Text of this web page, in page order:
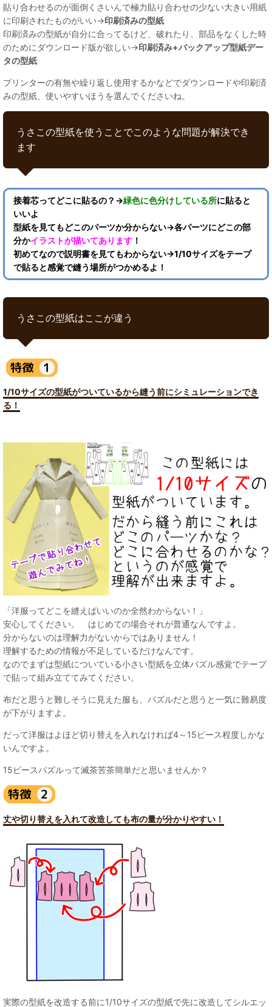
貼り合わせるのが面倒くさいんで極力貼り合わせの少ない大きい用紙
に印刷されたものがいい→印刷済みの型紙
印刷済みの型紙が自分に合ってるけど、破れたり、部品をなくした時
のためにダウンロード版が欲しい→印刷済み+バックアップ型紙デー
タの型紙
プリンターの有無や繰り返し使用するかなどでダウンロードや印刷済
みの型紙、使いやすいほうを選んでくださいね。
うさこの型紙を使うことでこのような問題が解決でき
ます
接着芯ってどこに貼るの？→緑色に色分けしている所に貼ると
いいよ
型紙を見てもどこのパーツか分からない→各パーツにどこの部
分かイラストが描いてあります ！
初めてなので説明書を見てもわからない→1/10サイズをテープ
で貼ると感覚で縫う場所がつかめるよ！
うさこの型紙はここが違う
1/10サイズの型紙がついているから縫う前にシミュレーションでき
る！
「洋服ってどこを縫えばいいのか全然わからない！」
安心してください。 はじめての場合それが普通なんですよ。
分からないのは理解力がないからではありません！
理解するための情報が不足しているだけなんです。
なのでまずは型紙についている小さい型紙を立体パズル感覚でテープ
で貼って組み立ててみてください。
布だと思うと難しそうに見えた服も、パズルだと思うと一気に難易度
が下がりますよ。
だって洋服はよほど切り替えを入れなければ4～15ピース程度しかな
いんですよ。
15ピースパズルって滅茶苦茶簡単だと思いませんか？
丈や切り替えを入れて改造しても布の量が分かりやすい！
実際の型紙を改造する前に1/10サイズの型紙で先に改造してシルエッ